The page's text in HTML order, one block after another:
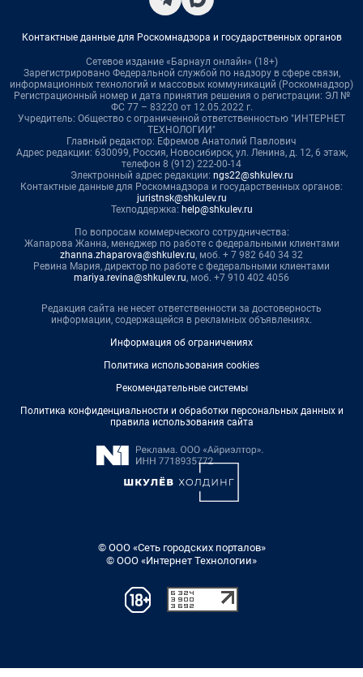
Контактные данные для Роскомнадзора и государственных органов
Сетевое издание «Барнаул онлайн» (18+)
Зарегистрировано Федеральной службой по надзору в сфере связи,
информационных технологий и массовых коммуникаций (Роскомнадзор)
Регистрационный номер и дата принятия решения о регистрации: ЭЛ №
ФС 77 – 83220 от 12.05.2022 г.
Учредитель: Общество с ограниченной ответственностью "ИНТЕРНЕТ
ТЕХНОЛОГИИ"
Главный редактор: Ефремов Анатолий Павлович
Адрес редакции: 630099, Россия, Новосибирск, ул. Ленина, д. 12, 6 этаж,
телефон 8 (912) 222-00-14
Электронный адрес редакции: ngs22@shkulev.ru
Контактные данные для Роскомнадзора и государственных органов:
juristnsk@shkulev.ru
Техподдержка: help@shkulev.ru
По вопросам коммерческого сотрудничества:
Жапарова Жанна, менеджер по работе с федеральными клиентами
zhanna.zhaparova@shkulev.ru, моб. + 7 982 640 34 32
Ревина Мария, директор по работе с федеральными клиентами
mariya.revina@shkulev.ru, моб. +7 910 402 4056
Редакция сайта не несет ответственности за достоверность
информации, содержащейся в рекламных объявлениях.
Информация об ограничениях
Политика использования cookies
Рекомендательные системы
Политика конфиденциальности и обработки персональных данных и
правила использования сайта
© ООО «Сеть городских порталов»
© ООО «Интернет Технологии»